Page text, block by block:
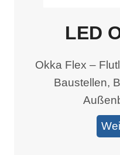
LED
Okka Flex –
Baustellen,